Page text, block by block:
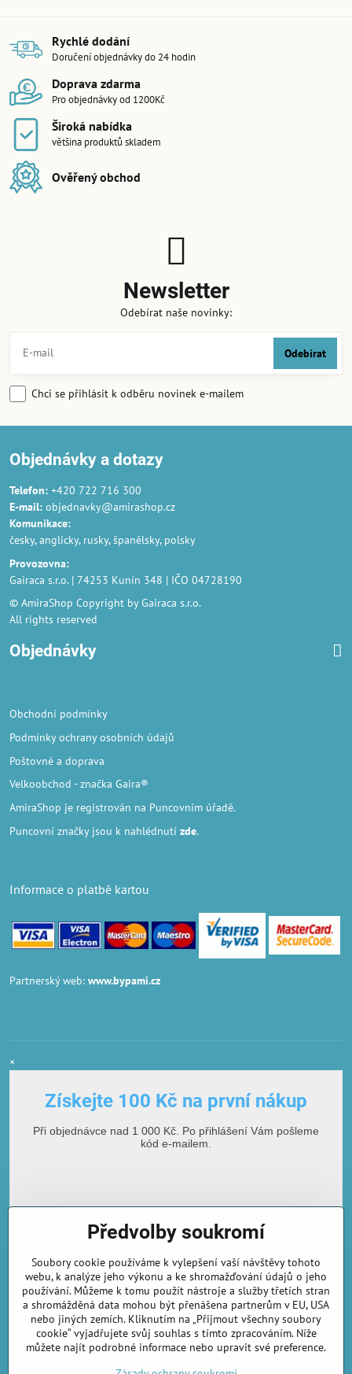
Rychlé dodání
Doručení objednávky do 24 hodin
Doprava zdarma
Pro objednávky od 1200Kč
Široká nabídka
většina produktů skladem
Ověřený obchod
Newsletter
Odebírat naše novinky:
Odebírat
Chci se přihlásit k odběru novinek e-mailem
Objednávky a dotazy
Telefon: +420 722 716 300
E-mail: objednavky@amirashop.cz
Komunikace:
česky, anglicky, rusky, španělsky, polsky
Provozovna:
Gairaca s.r.o. | 74253 Kunín 348 | IČO 04728190
© AmiraShop Copyright by Gairaca s.r.o.
All rights reserved
Objednávky
Obchodní podmínky
Podmínky ochrany osobních údajů
Poštovné a doprava
Velkoobchod - značka Gaira®
AmiraShop je registrován na Puncovním úřadě.
Puncovní značkyjsou k nahlédnutí zde.
Informace o platbě kartou
Partnerský web: www.bypami.cz
×
Získejte 100 Kč na první nákup
Při objednávce nad 1 000 Kč. Po přihlášení Vám pošleme
kód e-mailem.
E-mailová adresa
Odebírat novinky
Předvolby soukromí
Soubory cookie používáme k vylepšení vaší návštěvy tohoto
webu, k analýze jeho výkonu a ke shromažďování údajů o jeho
používání. Můžeme k tomu použít nástroje a služby třetích stran
a shromážděná data mohou být přenášena partnerům v EU, USA
nebo jiných zemích. Kliknutím na „Přijmout všechny soubory
cookie“ vyjadřujete svůj souhlas s tímto zpracováním. Níže
můžete najít podrobné informace nebo upravit své preference.